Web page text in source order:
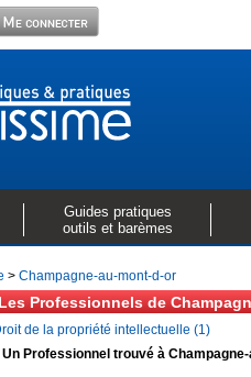
Guides pratiques
outils et barèmes
> Champagne-au-mont-d-or
Les Professionnels de
de la propriété intellectuelle (1)
Un Professionnel trouvé à